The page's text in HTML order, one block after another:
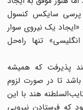
1905 که سر پرسی سایکس کنسول
یک نیروی سوار
تنها راه‌حل
هند پذیرفت که همیشه
تا در صورت لزوم
هند با این
که فرستادن نیرویی